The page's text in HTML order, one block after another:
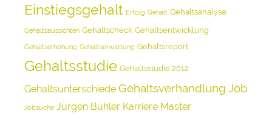
Einstiegsgehalt Erfolg Gehalt Gehaltsanalyse
Gehaltsaussichten Gehaltscheck Gehaltsentwicklung
Gehaltserhöhung Gehaltserwartung Gehaltsreport
Gehaltsstudie Gehaltsstudie 2012
Gehaltsunterschiede Gehaltsverhandlung Job
Jobsuche Jürgen Bühler Karriere Master